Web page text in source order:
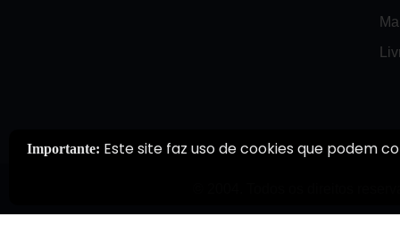
Importante: Este site faz uso de cookies que podem